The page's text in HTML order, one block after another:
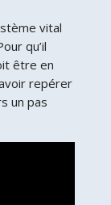
vital
qu’il
être en
repérer
un pas